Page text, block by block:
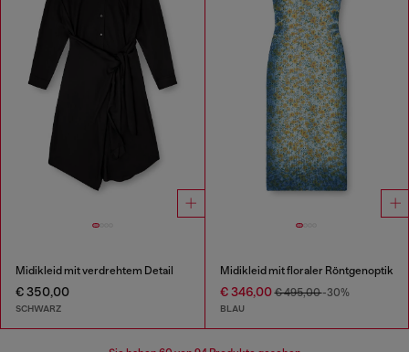
Midikleid mit verdrehtem Detail
€ 350,00
SCHWARZ
Midikleid mit floraler Röntgenoptik
€ 346,00€ 495,00-30%
BLAU